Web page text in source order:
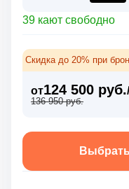
39 кают свободно
Скидка до 20% при
от124 500 руб.
136 950 руб.